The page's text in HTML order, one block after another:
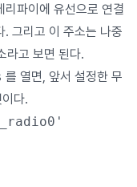
파이에 유선으로 연결
그리고 이 주소는 나중
라고 보면 된다.
를 열면, 앞서 설정한 무
다.